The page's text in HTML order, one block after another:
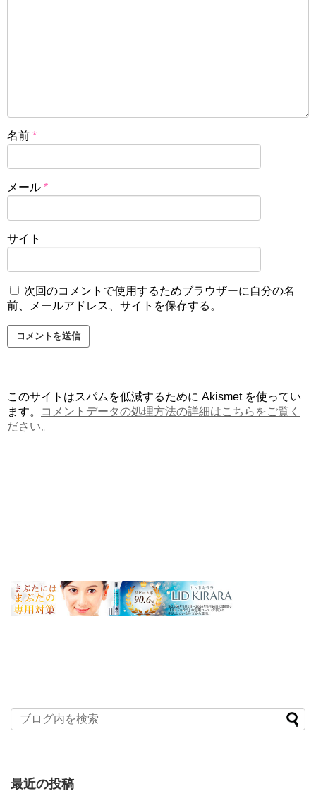
名前 *
メール *
サイト
次回のコメントで使用するためブラウザーに自分の名
前、メールアドレス、サイトを保存する。
このサイトはスパムを低減するために Akismet を使ってい
ます。
コメントデータの処理方法の詳細はこちらをご覧く
ださい。
最近の投稿